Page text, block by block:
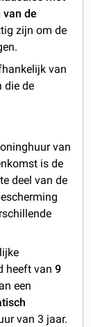
de
zijn om de
van
die de
van
is de
deel van de
heeft van9
een
van 3 jaar.